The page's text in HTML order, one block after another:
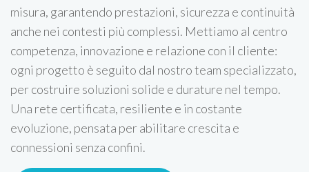
misura, garantendo prestazioni, sicurezza e continuità
anche nei contesti più complessi. Mettiamo al centro
competenza, innovazione e relazione con il cliente:
ogni progetto è seguito dal nostro team specializzato,
per costruire soluzioni solide e durature nel tempo.
Una rete certificata, resiliente e in costante
evoluzione, pensata per abilitare crescita e
connessioni senza confini.